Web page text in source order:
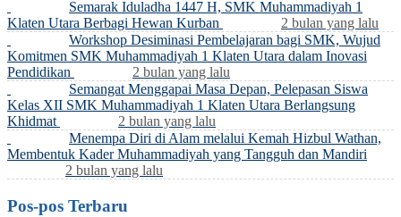
Semarak Iduladha 1447 H, SMK Muhammadiyah 1
Klaten Utara Berbagi Hewan Kurban
2 bulan yang lalu
Workshop Desiminasi Pembelajaran bagi SMK, Wujud
Komitmen SMK Muhammadiyah 1 Klaten Utara dalam Inovasi
Pendidikan
2 bulan yang lalu
Semangat Menggapai Masa Depan, Pelepasan Siswa
Kelas XII SMK Muhammadiyah 1 Klaten Utara Berlangsung
Khidmat
2 bulan yang lalu
Menempa Diri di Alam melalui Kemah Hizbul Wathan,
Membentuk Kader Muhammadiyah yang Tangguh dan Mandiri
2 bulan yang lalu
Pos-pos Terbaru